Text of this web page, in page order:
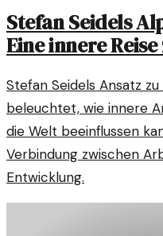
Stefan Seidels
Eine innere
Stefan Seidels Ansatz
beleuchtet, wie innere
die Welt beeinflussen
Verbindung zwischen
Entwicklung.